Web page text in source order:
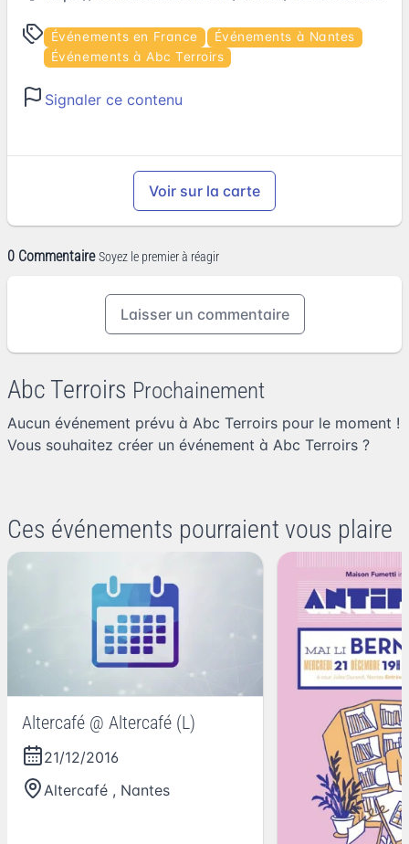
Événements en France
Événements à Nantes
Événements à Abc Terroirs
Signaler ce contenu
Voir sur la carte
0 Commentaire Soyez le premier à réagir
Laisser un commentaire
Abc Terroirs Prochainement
Aucun événement prévu à Abc Terroirs pour le moment !
Vous souhaitez créer un événement à Abc Terroirs ?
Ces événements pourraient vous plaire
Altercafé @ Altercafé (L)
21/12/2016
Altercafé , Nantes